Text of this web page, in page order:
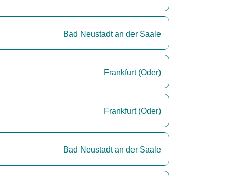
Bad Neustadt an der Saale
Frankfurt (Oder)
Frankfurt (Oder)
Bad Neustadt an der Saale